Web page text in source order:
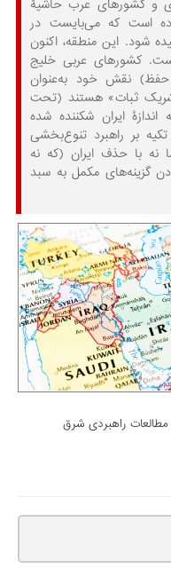
و کشورهای عرب حاشیۀ
است که می‌بایست در
شود. این منطقه، اکنون
است. کشورهای عربی خلیج
نقش خود به‌عنوان
ثبات» هستند (تحت
ایران شکننده شده
بر راهبرد تنوع‌بخشی
نه با حذف ایران (که نه
گزینه‌های مکمل به سبد
راهبردی شرق